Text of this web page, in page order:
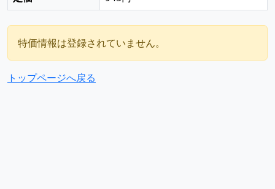
特価情報は登録されていません。
トップページへ戻る